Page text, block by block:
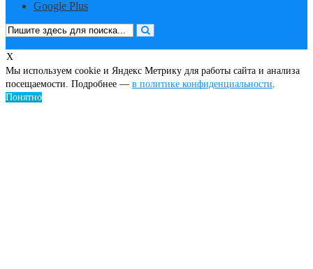
Google Plus
X
Мы используем cookie и Яндекс Метрику для работы сайта и анализа
посещаемости. Подробнее — в политике конфиденциальности
Понятно